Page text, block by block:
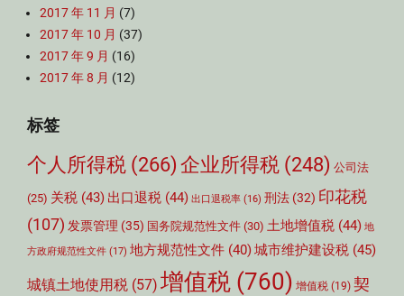
2017 年 11 月 (7)
2017 年 10 月 (37)
2017 年 9 月 (16)
2017 年 8 月 (12)
标签
个人所得税 (266) 企业所得税 (248) 公司法
(25) 关税 (43) 出口退税 (44) 出口退税率 (16) 刑法 (32) 印花税
(107) 发票管理 (35) 国务院规范性文件 (30) 土地增值税 (44) 地
方政府规范性文件 (17) 地方规范性文件 (40)城市维护建设税 (45)
城镇土地使用税 (57) 增值税 (760) 增值税 (19) 契